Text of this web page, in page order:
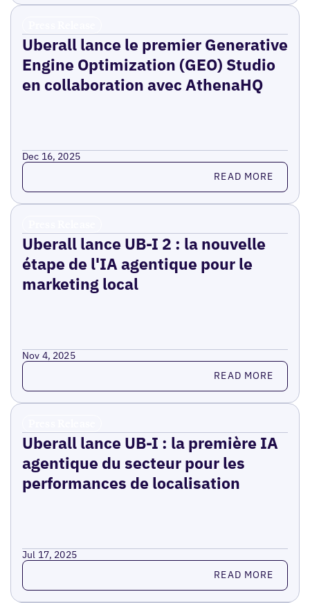
Uberall lance le premier Generative
Engine Optimization (GEO) Studio
en collaboration avec AthenaHQ
Dec 16, 2025
Read more READ MORE
Uberall lance UB-I 2 : la nouvelle
étape de l'IA agentique pour le
marketing local
Nov 4, 2025
Read more READ MORE
Uberall lance UB-I : la première IA
agentique du secteur pour les
performances de localisation
Jul 17, 2025
Read more READ MORE